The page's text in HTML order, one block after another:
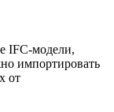
IFC-модели,
импортировать
от